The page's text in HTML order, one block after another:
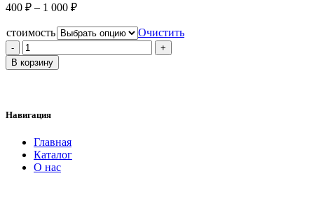
400 ₽ – 1 000 ₽
стоимость
Очистить
Количество
товара
Доставка
В корзину
Навигация
Главная
Каталог
О нас